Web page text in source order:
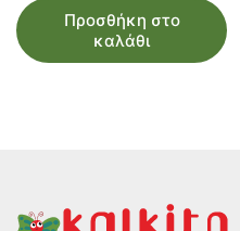
Προσθήκη στο
καλάθι